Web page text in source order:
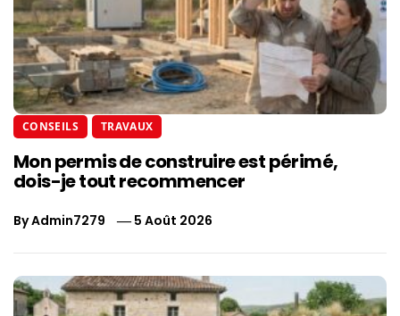
CONSEILS TRAVAUX
Mon permis de construire est périmé,
dois-je tout recommencer
ByAdmin7279 5 Août 2026